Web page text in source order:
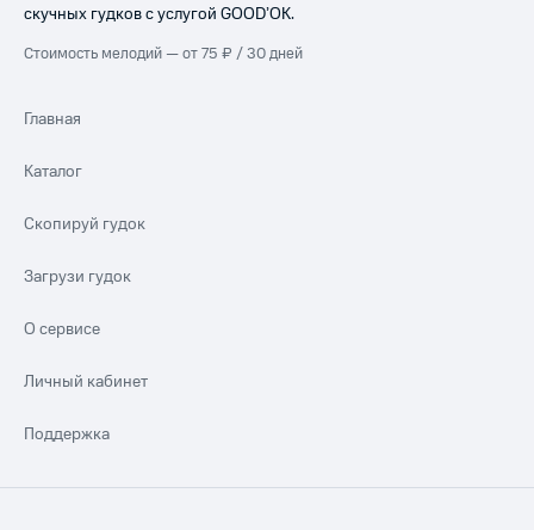
скучных гудков с услугой GOOD’OK.
Стоимость мелодий — от 75 ₽ / 30 дней
Главная
Каталог
Скопируй гудок
Загрузи гудок
О сервисе
Личный кабинет
Поддержка